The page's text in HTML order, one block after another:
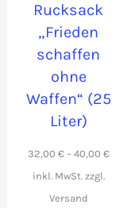
Rucksack
„Frieden
schaffen
ohne
Waffen“ (25
Liter)
32,00 €– 40,00 €